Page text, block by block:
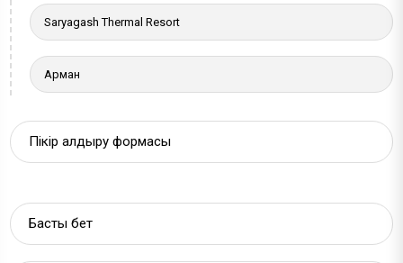
Saryagash Thermal Resort
Арман
Пікір қалдыру формасы
Басты бет